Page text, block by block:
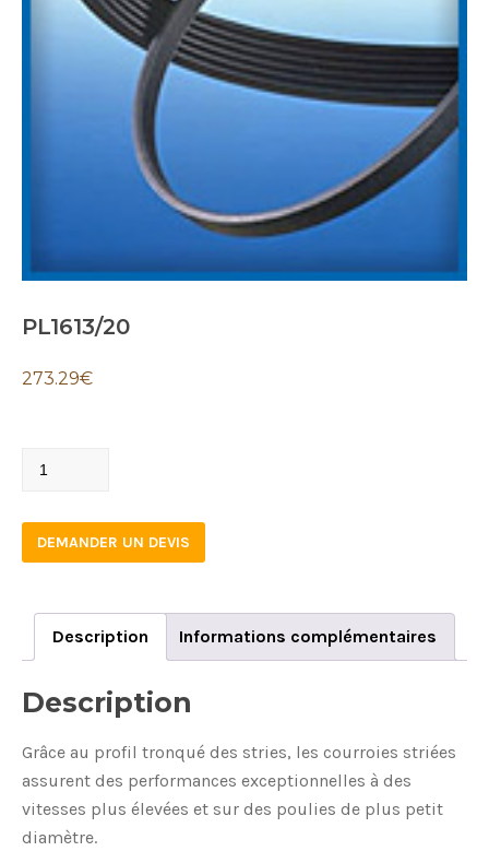
PL1613/20
273.29€
PL1613/20
DEMANDER UN DEVIS
Description Informations complémentaires
Description
Grâce au profil tronqué des stries, les courroies striées
assurent des performances exceptionnelles à des
vitesses plus élevées et sur des poulies de plus petit
diamètre.